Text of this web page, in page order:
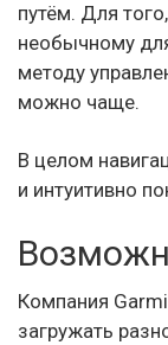
путём. Для
необычному
методу
можно чаще.
В целом
и интуитивно
Компания
загружать